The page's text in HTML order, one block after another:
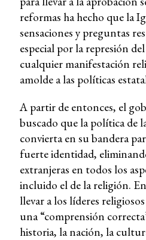
reformas ha hecho que la
sensaciones y preguntas
especial por la represión
cualquier manifestación
amolde a las políticas
A partir de entonces, el
buscado que la política de
convierta en su bandera
fuerte identidad,
extranjeras en todos los
incluido el de la religión.
llevar a los líderes
una “comprensión
historia, la nación, la